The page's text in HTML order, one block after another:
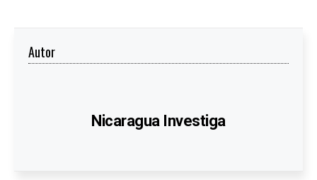
Autor
Nicaragua Investiga